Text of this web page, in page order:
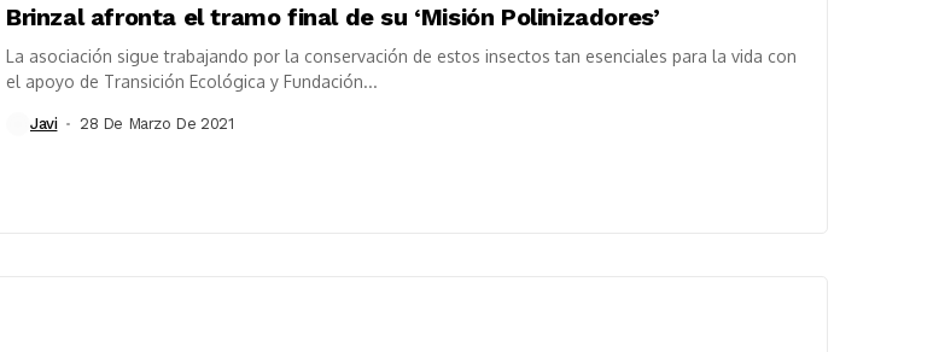
Brinzal afronta el tramo final de su ‘Misión Polinizadores’
La asociación sigue trabajando por la conservación de estos insectos tan esenciales para la vida con
el apoyo de Transición Ecológica y Fundación...
Javi 28 De Marzo De 2021